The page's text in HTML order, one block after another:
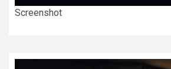
Screenshot